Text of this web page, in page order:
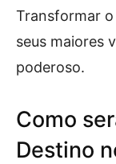
Transformar
seus maiores
poderoso.
Como
Destino